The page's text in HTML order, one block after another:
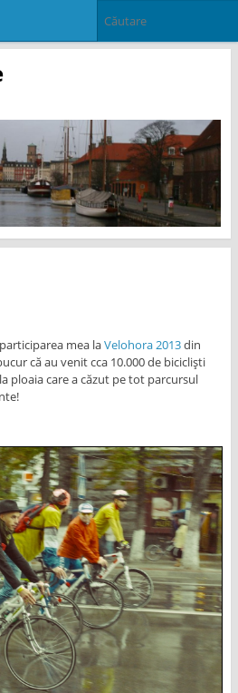
mea laVelohora 2013din
că au venit cca 10.000 de bicicliști
ploaia care a căzut pe tot parcursul